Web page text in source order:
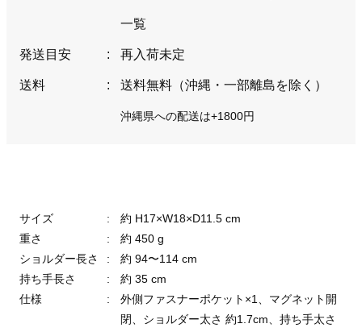
一覧
発送目安 : 再入荷未定
送料 : 送料無料（沖縄・一部離島を除く）
沖縄県への配送は+1800円
サイズ :
約 H17×W18×D11.5 cm
重さ
:
約 450 g
ショルダー長さ
:
約 94〜114 cm
持ち手長さ
:
約 35 cm
仕様
:
外側ファスナーポケット×1、マグネット開
閉、ショルダー太さ 約1.7cm、持ち手太さ